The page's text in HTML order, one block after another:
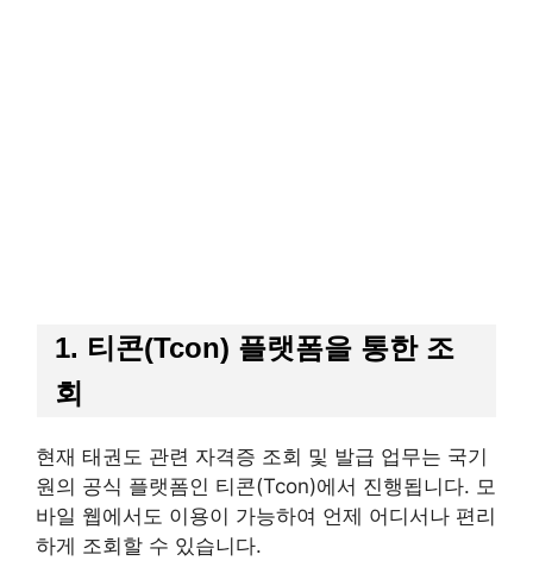
1. 티콘(Tcon) 플랫폼을 통한 조
회
현재 태권도 관련 자격증 조회 및 발급 업무는 국기
원의 공식 플랫폼인 티콘(Tcon)에서 진행됩니다. 모
바일 웹에서도 이용이 가능하여 언제 어디서나 편리
하게 조회할 수 있습니다.